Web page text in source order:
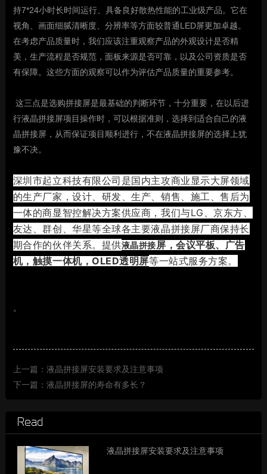
持7*24小时长时间运行、具备良好散热性能的工业级产品。它在
视角、画面细腻清晰度、分辨率等方面较普通LED屏更加卓越。
在考虑产品质量时，我们应该注重观察产品的外观设计是否精
美，生产流程是否规范，面板来源是否可靠，以及公司资质是否
有保障。这些方面的观察可以作为评估产品质量的重要参考。
这三点是选购拼接屏是最基础的判断环节，十分重要，在以后进
行液晶拼接屏项目操作时，可以根据准则，选择到适合自己的液
晶拼接屏，从而保证项目顺利进行，不在液晶拼接屏的选择上犹
豫不决。
深圳市起立科技有限公司是国内主攻商业显示大屏领域
的生产厂家，设计、研发、生产、销售、施工、售后为
一体的商显智控解决方案供应商，我们与LG、京东方、
友达、群创、华星等全球各主要液晶拼接屏厂商保持长
期合作的伙伴关系。提供液晶拼接屏，会议平板、广告
机，触摸一体机，OLED透明屏等一站式服务方案。
。
上一篇：液晶拼接屏安装要求及注意事项
下一篇：液晶拼接屏的寿命有多长？
Read
液晶拼接屏安装要求及注意事项